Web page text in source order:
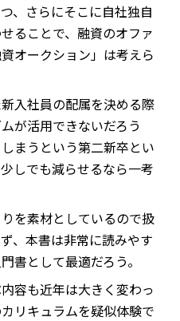
、さらにそこに自社独自
ることで、融資のオファ
オークション」は考えら
入社員の配属を決める際
が活用できないだろう
まうという第二新卒とい
しでも減らせるなら一考
を素材としているので扱
、本書は非常に読みやす
書として最適だろう。
容も近年は大きく変わっ
リキュラムを疑似体験で